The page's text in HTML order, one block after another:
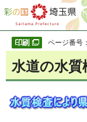
彩の国 埼玉県
ページ番号
水道の水質